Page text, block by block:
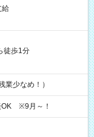
給
徒歩1分
少なめ！）
※9月～！